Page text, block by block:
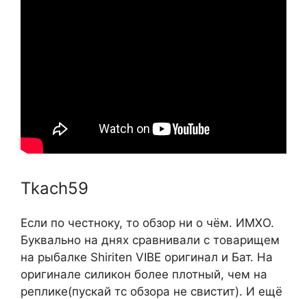
Tkach59
Если по честноку, то обзор ни о чём. ИМХО.
Буквально на днях сравнивали с товарищем
на рыбалке Shiriten VIBE оригинал и Бат. На
оригинале силикон более плотный, чем на
реплике(пускай тс обзора не свистит). И ещё